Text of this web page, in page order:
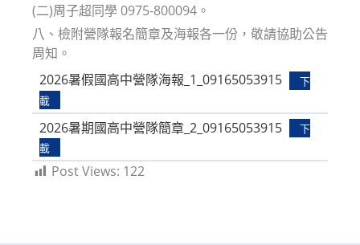
(二)周子超同學 0975-800094。
八、檢附營隊報名簡章及海報各一份，敬請協助公告
周知。
2026暑假國高中營隊海報_1_09165053915
下
載
2026暑期國高中營隊簡章_2_09165053915
下
載
Post Views: 122